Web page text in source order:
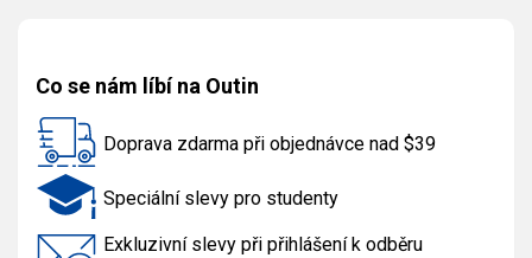
Co se nám líbí na Outin
Doprava zdarma při objednávce nad $39
Speciální slevy pro studenty
Exkluzivní slevy při přihlášení k odběru